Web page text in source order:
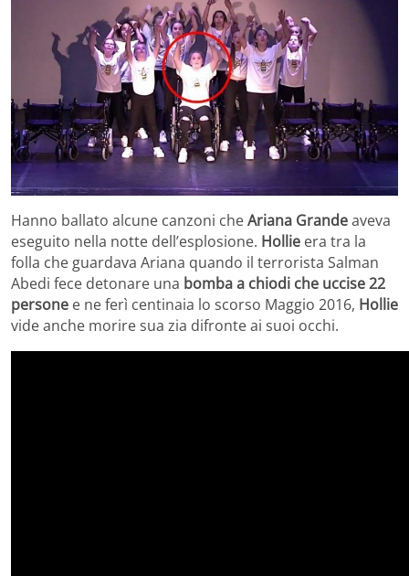
Hanno ballato alcune canzoni cheAriana Grandeaveva
eseguito nella notte dell’esplosione. Hollie era tra la
folla che guardava Ariana quando il terrorista Salman
Abedi fece detonare una bomba a chiodi che uccise 22
persone e ne ferì centinaia lo scorso Maggio 2016, Hollie
vide anche morire sua zia difronte ai suoi occhi.